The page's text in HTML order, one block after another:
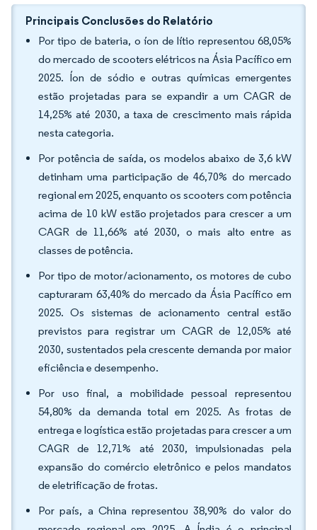
Principais Conclusões do Relatório
Por tipo de bateria, o íon de lítio representou 68,05%
do mercado de scooters elétricos na Ásia Pacífico em
2025. Íon de sódio e outras químicas emergentes
estão projetadas para se expandir a um CAGR de
14,25% até 2030, a taxa de crescimento mais rápida
nesta categoria.
Por potência de saída, os modelos abaixo de 3,6 kW
detinham uma participação de 46,70% do mercado
regional em 2025, enquanto os scooters com potência
acima de 10 kW estão projetados para crescer a um
CAGR de 11,66% até 2030, o mais alto entre as
classes de potência.
Por tipo de motor/acionamento, os motores de cubo
capturaram 63,40% do mercado da Ásia Pacífico em
2025. Os sistemas de acionamento central estão
previstos para registrar um CAGR de 12,05% até
2030, sustentados pela crescente demanda por maior
eficiência e desempenho.
Por uso final, a mobilidade pessoal representou
54,80% da demanda total em 2025. As frotas de
entrega e logística estão projetadas para crescer a um
CAGR de 12,71% até 2030, impulsionadas pela
expansão do comércio eletrônico e pelos mandatos
de eletrificação de frotas.
Por país, a China representou 38,90% do valor do